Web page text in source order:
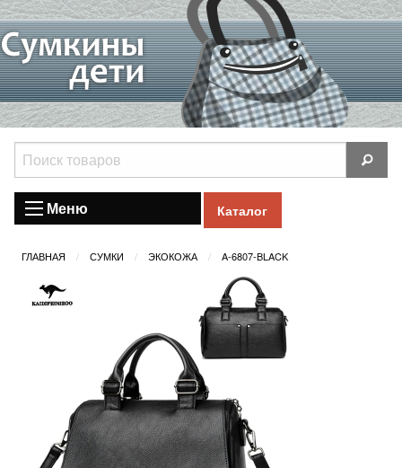
Меню Каталог
ГЛАВНАЯ СУМКИ ЭКОКОЖА A-6807-BLACK